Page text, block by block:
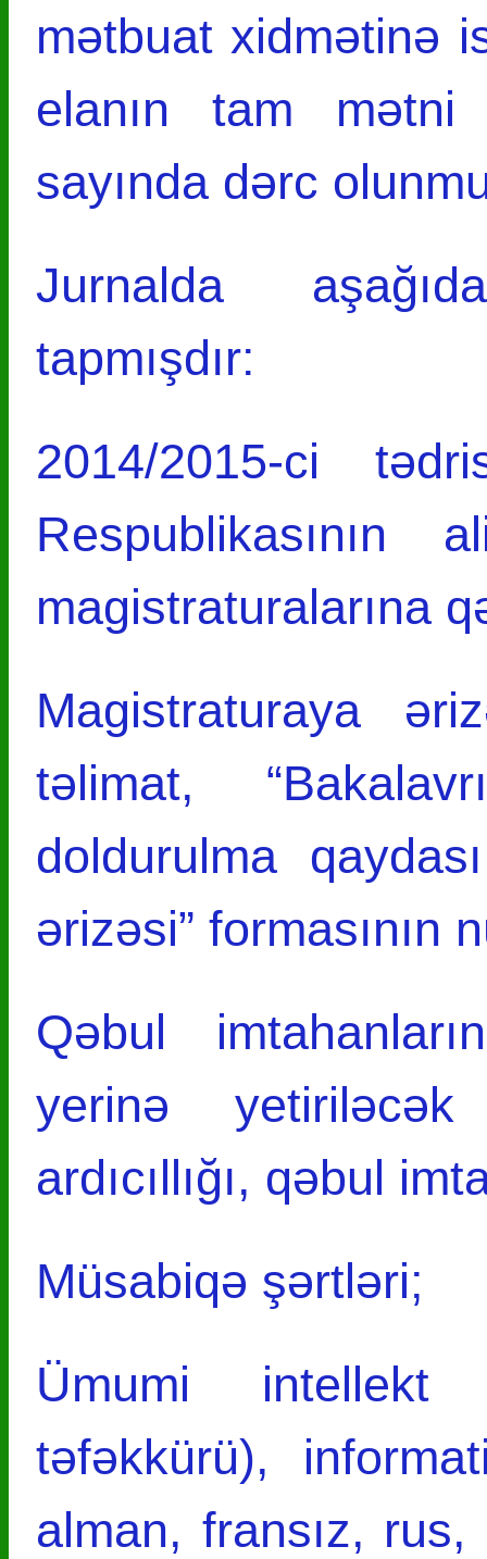
mətbuat xidmətinə
elanın tam mətni
sayında dərc
Jurnalda
tapmışdır:
2014/2015-ci
Respublikasının
magistraturalarına
Magistraturaya
təlimat,
doldurulma
ərizəsi” formasının
Qəbul
yerinə yetiriləcək
ardıcıllığı, qəbul
Müsabiqə şərtləri;
Ümumi
təfəkkürü),
alman, fransız,